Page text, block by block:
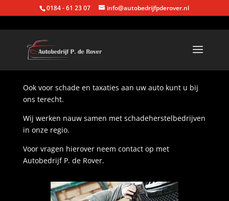
0184 - 61 23 07 info@autobedrijfpderover.nl
Ook voor schade en taxaties aan uw auto kunt u bij
ons terecht.
Wij werken nauw samen met schadeherstelbedrijven
in onze regio.
Voor vragen hierover neem contact op met
Autobedrijf P. de Rover.